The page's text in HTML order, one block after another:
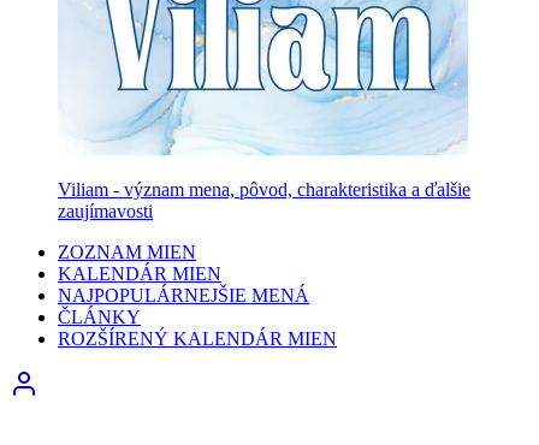
Viliam - význam mena, pôvod, charakteristika a ďalšie
zaujímavosti
ZOZNAM MIEN
KALENDÁR MIEN
NAJPOPULÁRNEJŠIE MENÁ
ČLÁNKY
ROZŠÍRENÝ KALENDÁR MIEN